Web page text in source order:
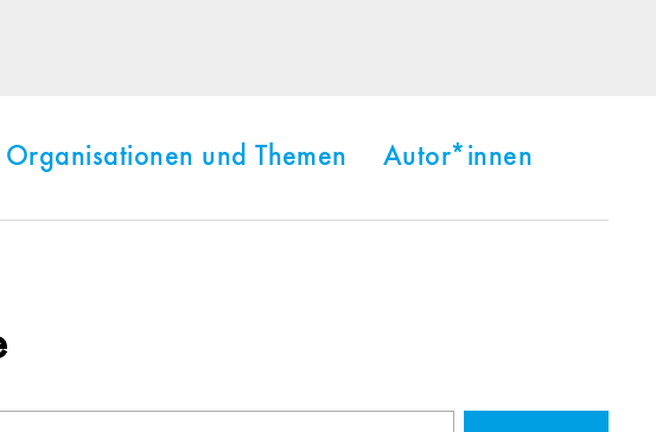
Organisationen und Themen Autor*innen